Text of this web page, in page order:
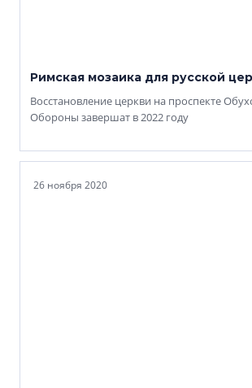
Римская мозаика для русской
Восстановление церкви на проспекте
Обороны завершат в 2022 году
26 ноября 2020